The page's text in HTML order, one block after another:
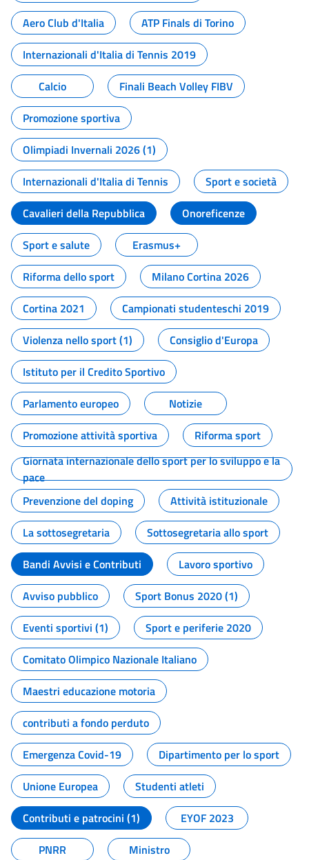
Aero Club d'Italia
ATP Finals di Torino
Internazionali d'Italia di Tennis 2019
Calcio
Finali Beach Volley FIBV
Promozione sportiva
Olimpiadi Invernali 2026 (1)
Internazionali d'Italia di Tennis
Sport e società
Cavalieri della Repubblica
Onoreficenze
Sport e salute
Erasmus+
Riforma dello sport
Milano Cortina 2026
Cortina 2021
Campionati studenteschi 2019
Violenza nello sport (1)
Consiglio d'Europa
Istituto per il Credito Sportivo
Parlamento europeo
Notizie
Promozione attività sportiva
Riforma sport
Giornata internazionale dello sport per lo sviluppo e la
pace
Prevenzione del doping
Attività istituzionale
La sottosegretaria
Sottosegretaria allo sport
Bandi Avvisi e Contributi
Lavoro sportivo
Avviso pubblico
Sport Bonus 2020 (1)
Eventi sportivi (1)
Sport e periferie 2020
Comitato Olimpico Nazionale Italiano
Maestri educazione motoria
contributi a fondo perduto
Emergenza Covid-19
Dipartimento per lo sport
Unione Europea
Studenti atleti
Contributi e patrocini (1)
EYOF 2023
PNRR
Ministro